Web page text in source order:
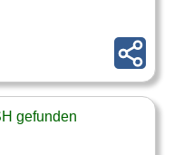
gefunden